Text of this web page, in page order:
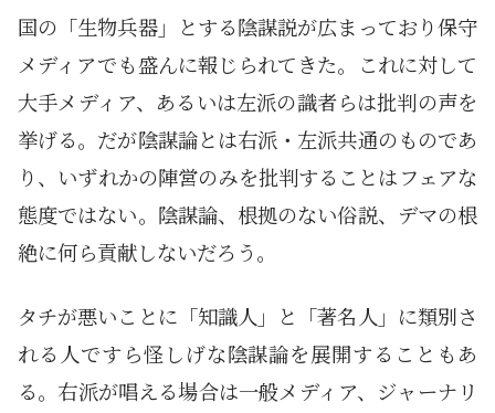
国の「生物兵器」とする陰謀説が広まっており保守
メディアでも盛んに報じられてきた。これに対して
大手メディア、あるいは左派の識者らは批判の声を
挙げる。だが陰謀論とは右派・左派共通のものであ
り、いずれかの陣営のみを批判することはフェアな
態度ではない。陰謀論、根拠のない俗説、デマの根
絶に何ら貢献しないだろう。
タチが悪いことに「知識人」と「著名人」に類別さ
れる人ですら怪しげな陰謀論を展開することもあ
る。右派が唱える場合は一般メディア、ジャーナリ